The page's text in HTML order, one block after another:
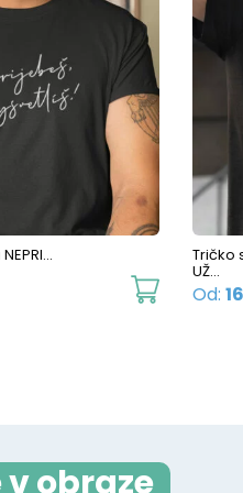
variants.
may
be
chosen
on
the
product
page
This
options
Tričko
UŽ…
Od:
obraze